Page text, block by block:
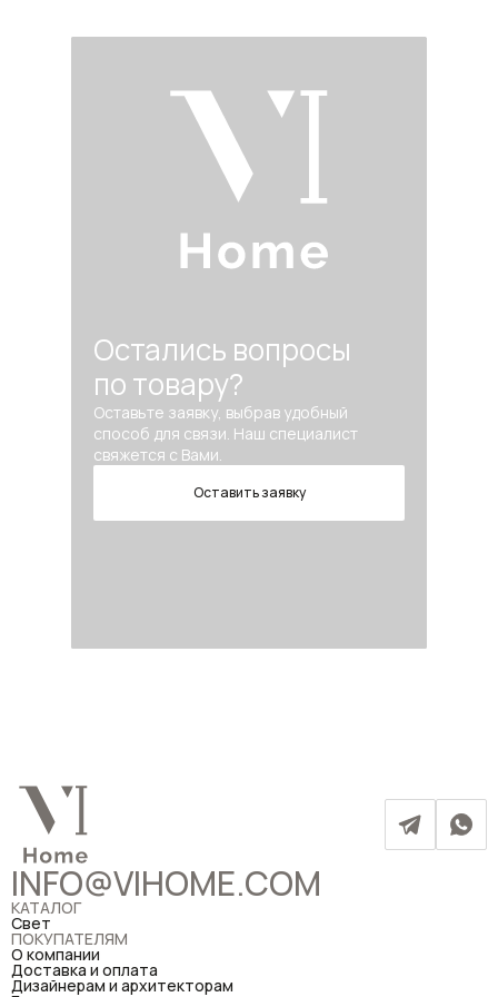
Остались вопросы
по товару?
Оставьте заявку, выбрав удобный
способ для связи. Наш специалист
свяжется с Вами.
Оставить заявку
INFO@VIHOME.COM
КАТАЛОГ
Свет
ПОКУПАТЕЛЯМ
О компании
Доставка и оплата
Дизайнерам и архитекторам